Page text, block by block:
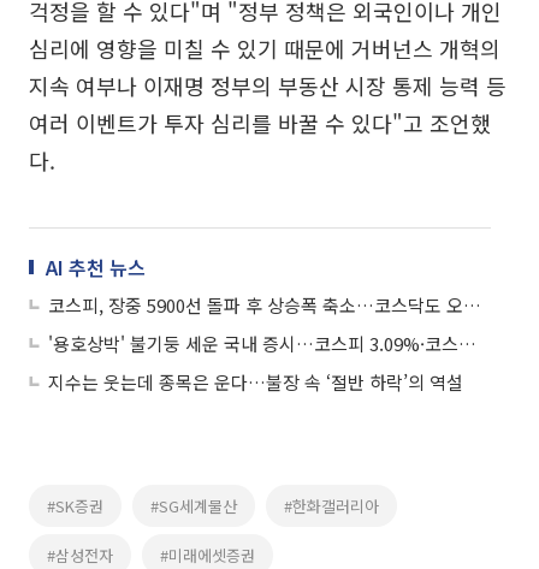
걱정을 할 수 있다"며 "정부 정책은 외국인이나 개인
심리에 영향을 미칠 수 있기 때문에 거버넌스 개혁의
지속 여부나 이재명 정부의 부동산 시장 통제 능력 등
여러 이벤트가 투자 심리를 바꿀 수 있다"고 조언했
다.
AI 추천 뉴스
코스피, 장중 5900선 돌파 후 상승폭 축소…코스닥도 오름폭 반납
'용호상박' 불기둥 세운 국내 증시…코스피 3.09%·코스닥 4.94% 상승 마감
지수는 웃는데 종목은 운다…불장 속 ‘절반 하락’의 역설
#SK증권 #SG세계물산 #한화갤러리아
#삼성전자 #미래에셋증권